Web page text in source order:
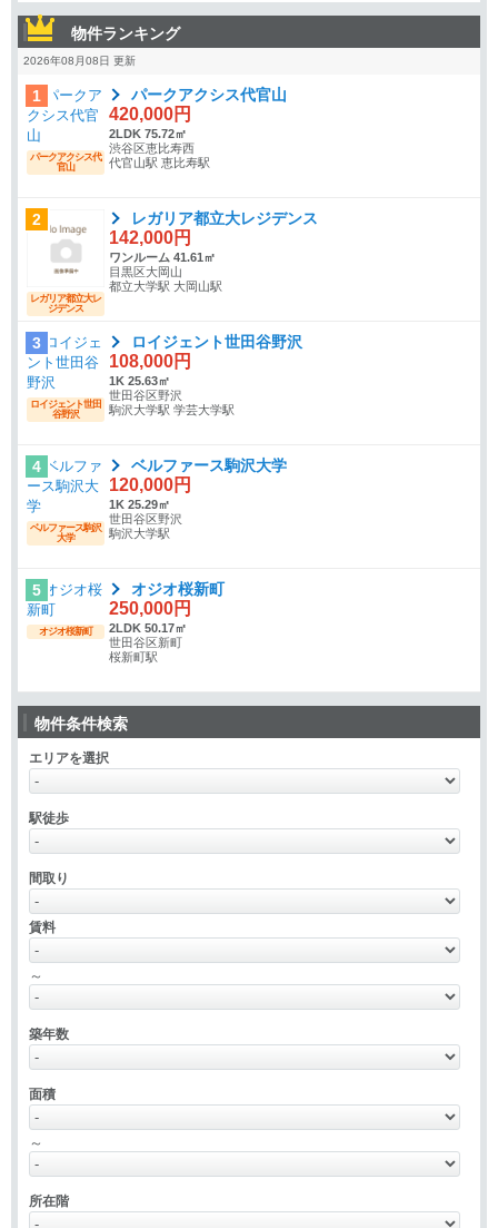
物件ランキング
2026年08月08日 更新
1
パークアクシス代
官山
パークアクシス代官山
420,000円
2LDK 75.72㎡
渋谷区恵比寿西
代官山駅 恵比寿駅
2
レガリア都立大レ
ジデンス
レガリア都立大レジデンス
142,000円
ワンルーム 41.61㎡
目黒区大岡山
都立大学駅 大岡山駅
3
ロイジェント世田
谷野沢
ロイジェント世田谷野沢
108,000円
1K 25.63㎡
世田谷区野沢
駒沢大学駅 学芸大学駅
4
ベルファース駒沢
大学
ベルファース駒沢大学
120,000円
1K 25.29㎡
世田谷区野沢
駒沢大学駅
5
オジオ桜新町
オジオ桜新町
250,000円
2LDK 50.17㎡
世田谷区新町
桜新町駅
物件条件検索
エリアを選択
駅徒歩
間取り
賃料
～
築年数
面積
～
所在階